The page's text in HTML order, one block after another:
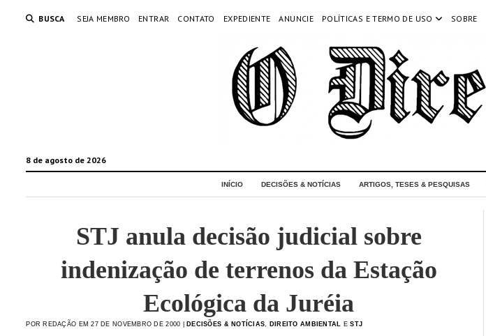
BUSCA SEJA MEMBRO ENTRAR CONTATO EXPEDIENTE ANUNCIE POLÍTICAS E TERMO DE USO SOBRE
8 de agosto de 2026
INÍCIO DECISÕES & NOTÍCIAS ARTIGOS, TESES & PESQUISAS
STJ anula decisão judicial sobre
indenização de terrenos da Estação
Ecológica da Juréia
POR REDAÇÃO EM 27 DE NOVEMBRO DE 2000 | DECISÕES & NOTÍCIAS DIREITO AMBIENTAL ESTJ